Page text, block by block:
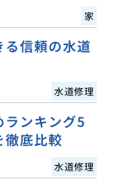
家
信頼の水道
水道修理
ランキング5
徹底比較
水道修理